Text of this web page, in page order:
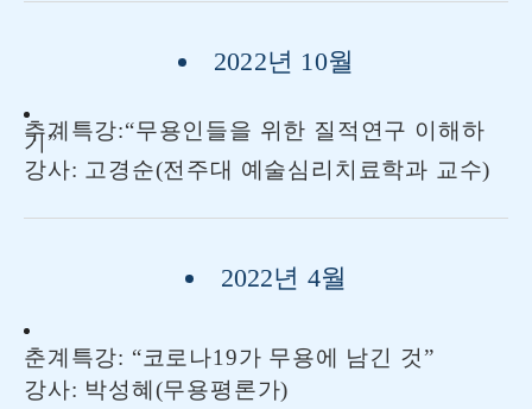
2022년 10월
추계특강:“무용인들을 위한 질적연구 이해하
기”
강사: 고경순(전주대 예술심리치료학과 교수)
2022년 4월
춘계특강: “코로나19가 무용에 남긴 것”
강사: 박성혜(무용평론가)